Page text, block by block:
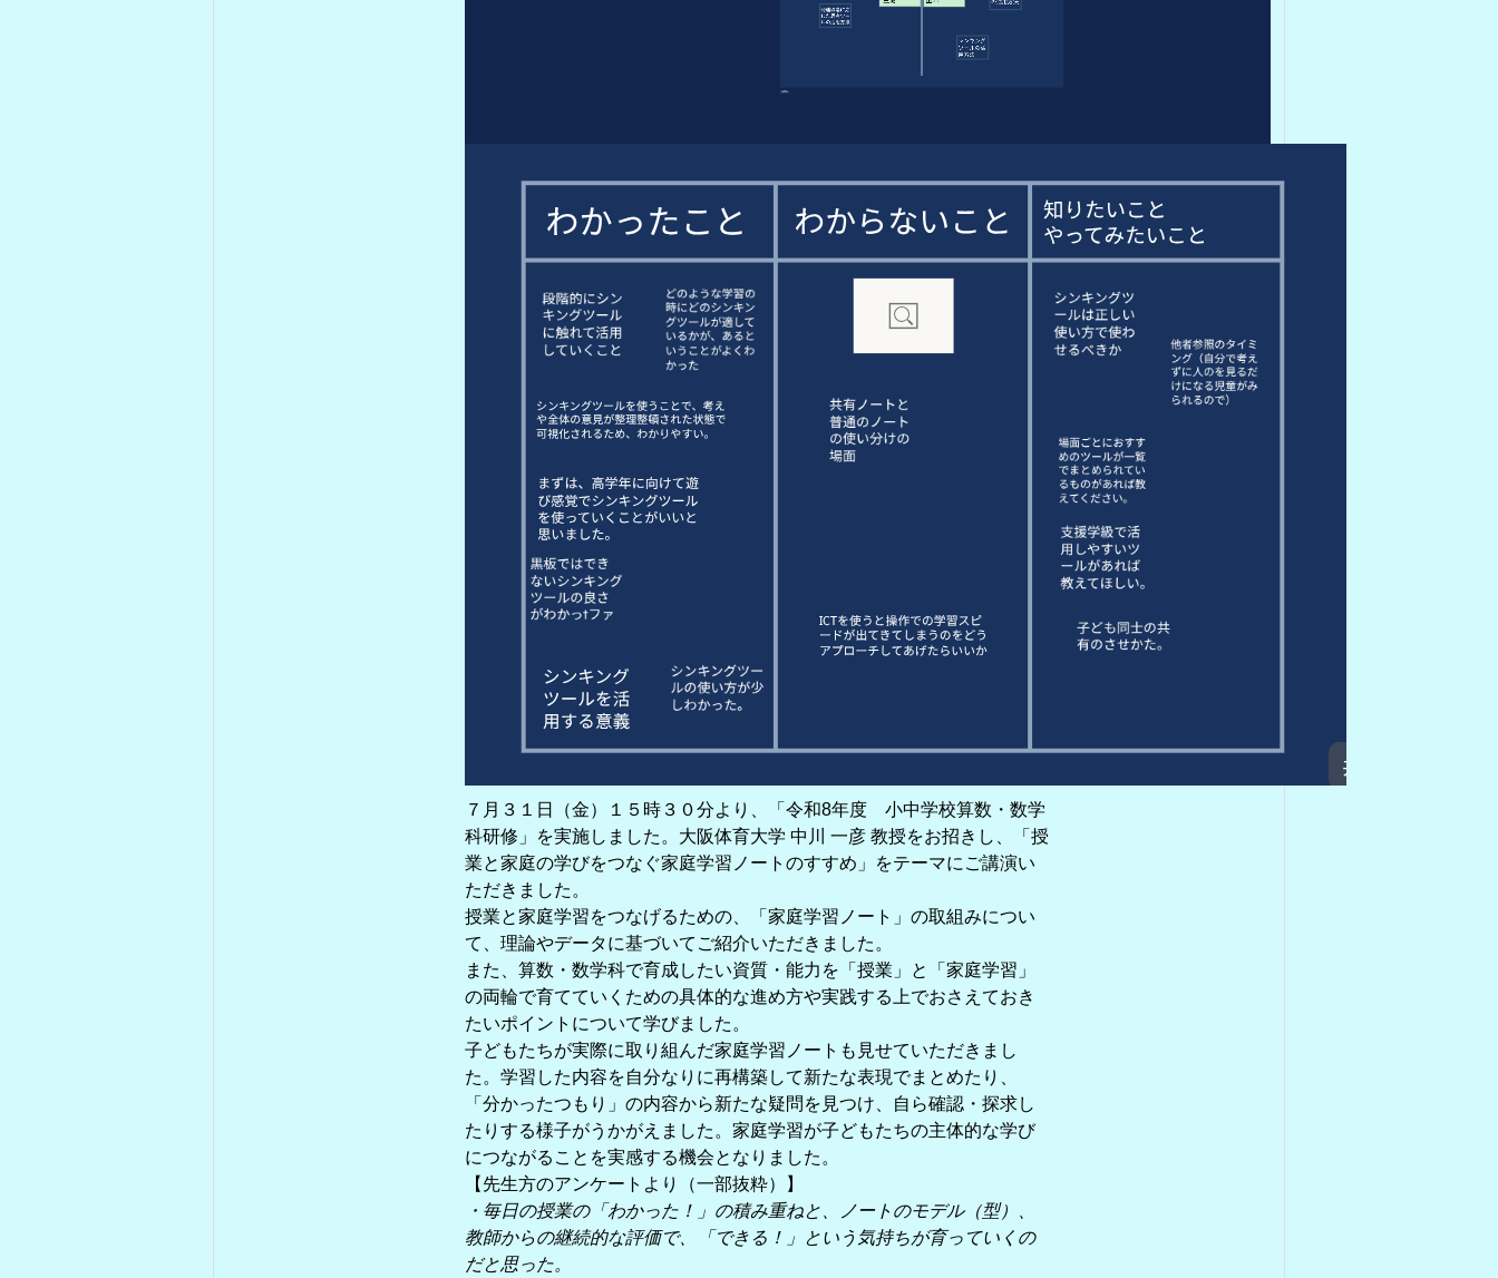
７月３１日（金）１５時３０分より、「令和8年度 小中学校算数・数学
科研修」を実施しました。大阪体育大学 中川 一彦 教授をお招きし、「授
業と家庭の学びをつなぐ家庭学習ノートのすすめ」をテーマにご講演い
ただきました。
授業と家庭学習をつなげるための、「家庭学習ノート」の取組みについ
て、理論やデータに基づいてご紹介いただきました。
また、算数・数学科で育成したい資質・能力を「授業」と「家庭学習」
の両輪で育てていくための具体的な進め方や実践する上でおさえておき
たいポイントについて学びました。
子どもたちが実際に取り組んだ家庭学習ノートも見せていただきまし
た。学習した内容を自分なりに再構築して新たな表現でまとめたり、
「分かったつもり」の内容から新たな疑問を見つけ、自ら確認・探求し
たりする様子がうかがえました。家庭学習が子どもたちの主体的な学び
につながることを実感する機会となりました。
【先生方のアンケートより（一部抜粋）】
・毎日の授業の「わかった！」の積み重ねと、ノートのモデル（型）、
教師からの継続的な評価で、「できる！」という気持ちが育っていくの
だと思った。